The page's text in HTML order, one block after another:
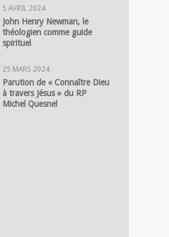
5 AVRIL 2024
John Henry Newman, le
théologien comme guide
spirituel
25 MARS 2024
Parution de « Connaître Dieu
à travers Jésus » du RP
Michel Quesnel